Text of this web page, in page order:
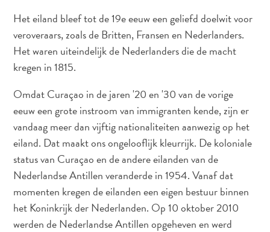
en
wellness
Sport
en
Stranden
Taxidiensten
Tours
Wateractiviteiten
Winkelgebieden
Waar
verblijven
Het eiland bleef tot de 19e eeuw een geliefd doelwit voor
veroveraars, zoals de Britten, Fransen en Nederlanders.
Het waren uiteindelijk de Nederlanders die de macht
kregen in 1815.
Omdat Curaçao in de jaren '20 en '30 van de vorige
eeuw een grote instroom van immigranten kende, zijn er
vandaag meer dan vijftig nationaliteiten aanwezig op het
eiland. Dat maakt ons ongelooflijk kleurrijk. De koloniale
status van Curaçao en de andere eilanden van de
Nederlandse Antillen veranderde in 1954. Vanaf dat
momenten kregen de eilanden een eigen bestuur binnen
het Koninkrijk der Nederlanden. Op 10 oktober 2010
werden de Nederlandse Antillen opgeheven en werd